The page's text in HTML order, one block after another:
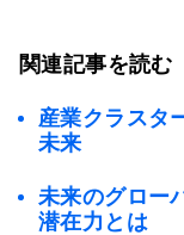
関連記事を読む
産業クラスタ
未来
未来のグロー
潜在力とは